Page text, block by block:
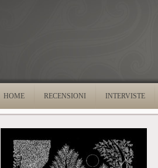
HOME RECENSIONI INTERVISTE